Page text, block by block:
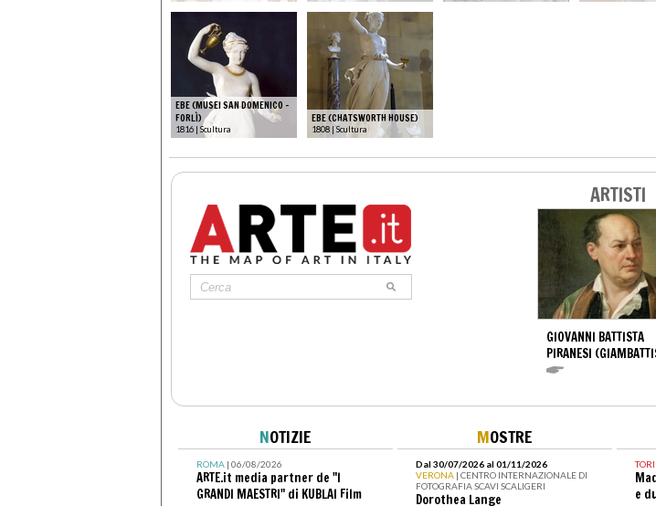
EBE (MUSEI SAN DOMENICO -
FORLÌ)
1816 | Scultura
EBE (CHATSWORTH HOUSE)
1808 | Scultura
ARTISTI
GIOVANNI BATTISTA
PIRANESI
NOTIZIE
ROMA| 06/08/2026
ARTE.it media partner de "I
GRANDI MAESTRI" di KUBLAI Film
MOSTRE
Dal 30/07/2026 al 01/11/2026
VERONA | CENTRO INTERNAZIONALE DI
FOTOGRAFIA SCAVI SCALIGERI
Dorothea Lange
e